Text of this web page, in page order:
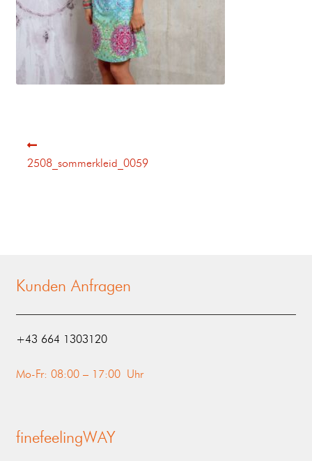
2508_sommerkleid_0059
Kunden Anfragen
‭+43 664 1303120‬
Mo-Fr: 08:00 – 17:00 Uhr
finefeelingWAY